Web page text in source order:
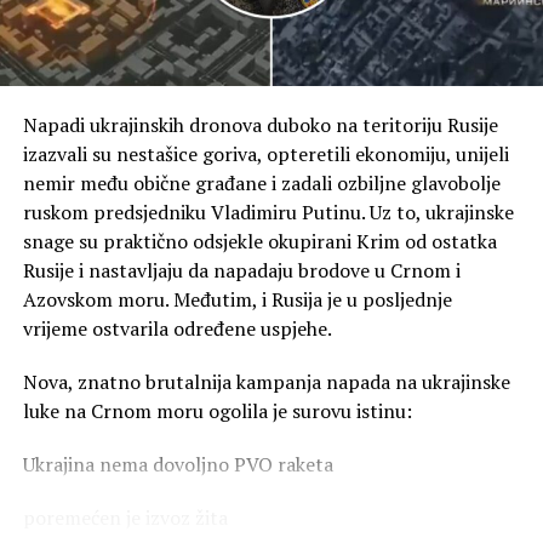
Napadi ukrajinskih dronova duboko na teritoriju Rusije
izazvali su nestašice goriva, opteretili ekonomiju, unijeli
nemir među obične građane i zadali ozbiljne glavobolje
ruskom predsjedniku Vladimiru Putinu. Uz to, ukrajinske
snage su praktično odsjekle okupirani Krim od ostatka
Rusije i nastavljaju da napadaju brodove u Crnom i
Azovskom moru. Međutim, i Rusija je u posljednje
vrijeme ostvarila određene uspjehe.
Nova, znatno brutalnija kampanja napada na ukrajinske
luke na Crnom moru ogolila je surovu istinu:
Ukrajina nema dovoljno PVO raketa